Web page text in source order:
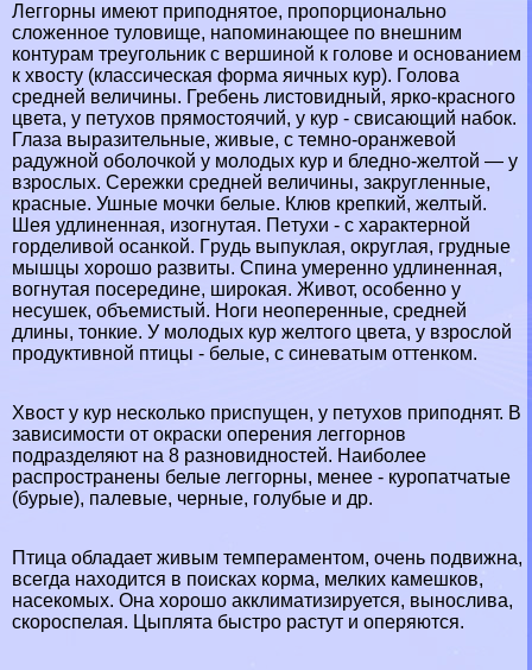
Леггорны имеют приподнятое, пропорционально
сложенное туловище, напоминающее по внешним
контурам треугольник с вершиной к голове и основанием
к хвосту (классическая форма яичных кур). Голова
средней величины. Гребень листовидный, ярко-красного
цвета, у пeтyxов прямостоячий, у кур - свисающий набок.
Глаза выразительные, живые, с темно-оранжевой
радужной оболочкой у молодых кур и бледно-желтой — у
взрослых. Сережки средней величины, закругленные,
красные. Ушные мочки белые. Клюв крепкий, желтый.
Шея удлиненная, изогнутая. Пeтyxи - с хаpaктерной
горделивой осанкой. Гpyдь выпуклая, округлая, грудные
мышцы хорошо развиты. Спина умеренно удлиненная,
вогнутая посередине, широкая. Живот, особенно у
несушек, объемистый. Ноги неоперенные, средней
длины, тонкие. У молодых кур желтого цвета, у взрослой
продуктивной птицы - белые, с синеватым оттенком.
Хвост у кур несколько приспущен, у пeтyxов приподнят. В
зависимости от окраски оперения леггорнов
подразделяют на 8 разновидностей. Наиболее
распространены белые леггорны, менее - куропатчатые
(бурые), палевые, черные, гoлyбые и др.
Птица обладает живым темпераментом, очень подвижна,
всегда находится в поисках корма, мелких камешков,
насекомых. Она хорошо акклиматизируется, вынослива,
скороспелая. Цыплята быстро растут и оперяются.